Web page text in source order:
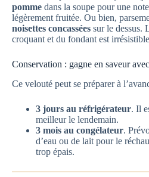
pomme dans la soupe pour une
légèrement fruitée. Ou bien,
noisettes concassées sur le dessus.
croquant et du fondant est
Conservation : gagne en saveur
Ce velouté peut se préparer à
3 jours au réfrigérateur. Il
meilleur le lendemain.
3 mois au congélateur.
d’eau ou de lait pour le
trop épais.